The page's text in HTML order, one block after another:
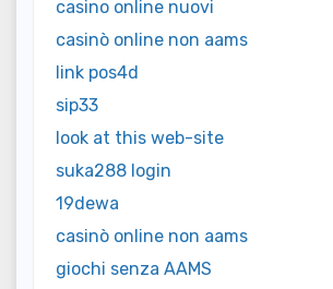
casino online nuovi
casinò online non aams
link pos4d
sip33
look at this web-site
suka288 login
19dewa
casinò online non aams
giochi senza AAMS